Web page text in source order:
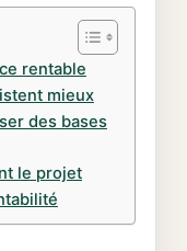
rentable
mieux
des bases
le projet